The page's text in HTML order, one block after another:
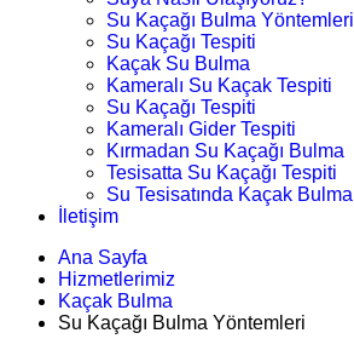
Su Kaçağı Bulma Yöntemleri
Su Kaçağı Tespiti
Kaçak Su Bulma
Kameralı Su Kaçak Tespiti
Su Kaçağı Tespiti
Kameralı Gider Tespiti
Kırmadan Su Kaçağı Bulma
Tesisatta Su Kaçağı Tespiti
Su Tesisatında Kaçak Bulma
İletişim
Ana Sayfa
Hizmetlerimiz
Kaçak Bulma
Su Kaçağı Bulma Yöntemleri